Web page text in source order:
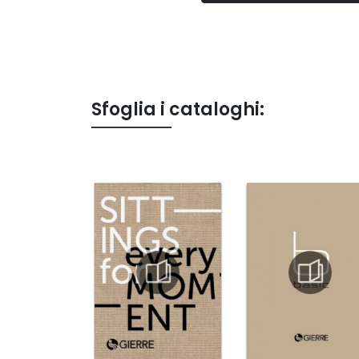
Sfoglia i cataloghi: